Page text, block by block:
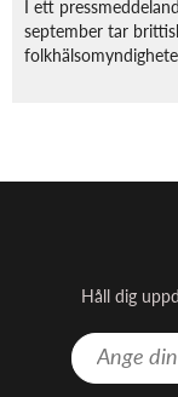
I ett
september tar
Håll dig